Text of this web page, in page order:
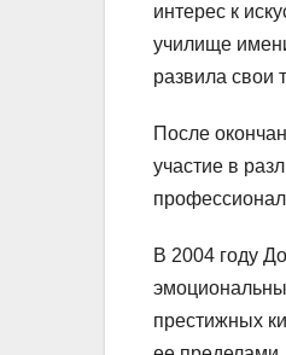
интерес к
училище
развила свои
После
участие в
В 2004 году
престижных